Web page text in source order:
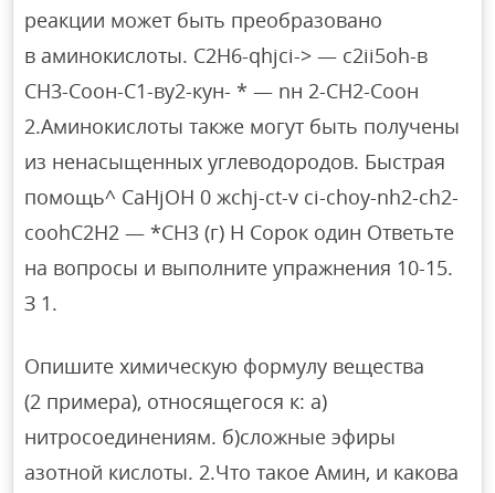
реакции может быть преобразовано
в аминокислоты. С2Н6-qhjci-> — c2ii5oh-в
СН3-Соон-С1-ву2-кун- * — nн 2-СН2-Соон
2.Аминокислоты также могут быть получены
из ненасыщенных углеводородов. Быстрая
помощь^ CaHjOH 0 жchj-ct-v ci-choy-nh2-ch2-
coohC2H2 — *СН3 (г) Н Сорок один Ответьте
на вопросы и выполните упражнения 10-15.
З 1.
Опишите химическую формулу вещества
(2 примера), относящегося к: а)
нитросоединениям. б)сложные эфиры
азотной кислоты. 2.Что такое Амин, и какова